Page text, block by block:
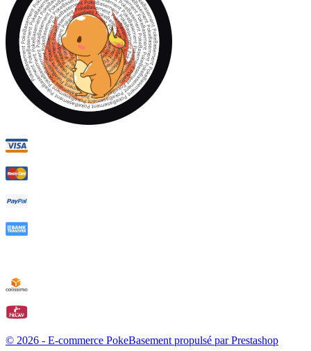
© 2026 - E-commerce PokeBasement propulsé par Prestashop